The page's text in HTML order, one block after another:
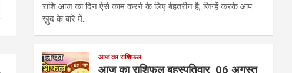
राशि आज का दिन ऐसे काम करने के लिए बेहतरीन है, जिन्हें करके आप
ख़ुद के बारे में…
आज का राशिफल
आज का राशिफल बृहस्पतिवार 06 अगस्त